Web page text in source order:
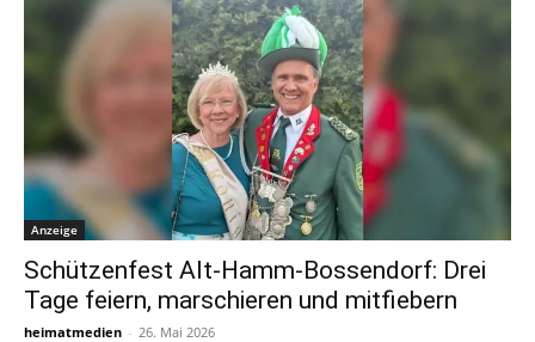
Anzeige
Schützenfest Alt-Hamm-Bossendorf: Drei
Tage feiern, marschieren und mitfiebern
heimatmedien - 26. Mai 2026